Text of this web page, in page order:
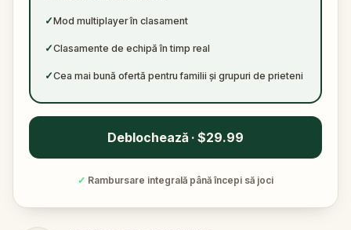
✓Mod multiplayer în clasament
✓Clasamente de echipă în timp real
✓Cea mai bună ofertă pentru familii și grupuri de prieteni
Deblochează · $29.99
✓ Rambursare integrală până începi să joci